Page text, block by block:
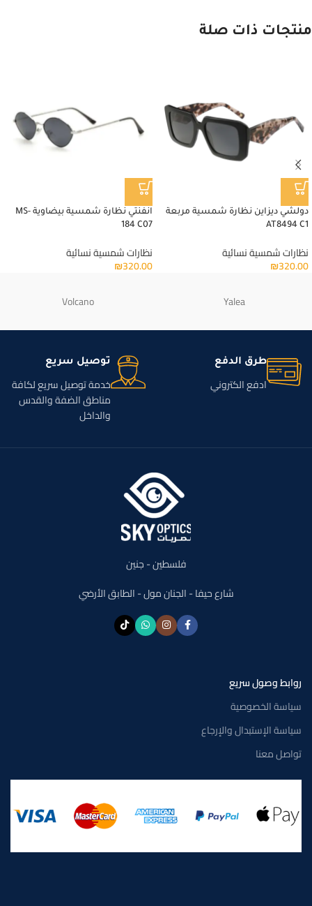
منتجات ذات صلة
دولشي ديزاين نظارة شمسية مربعة
AT8494 C1
نظارات شمسية نسائية
₪320.00
انفنتي نظارة شمسية بيضاوية MS-
184 C07
نظارات شمسية نسائية
₪320.00
Yalea
Volcano
طرق الدفع
ادفع الكتروني
توصيل سريع
خدمة توصيل سريع لكافة
مناطق الضفة والقدس
والداخل
فلسطين - جنين
شارع حيفا - الجنان مول - الطابق الأرضي
روابط وصول سريع
سياسة الخصوصية
سياسة الإستبدال والإرجاع
تواصل معنا